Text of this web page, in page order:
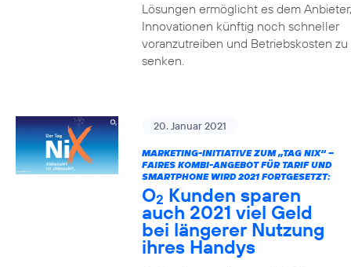
Lösungen ermöglicht es dem Anbieter,
Innovationen künftig noch schneller
voranzutreiben und Betriebskosten zu
senken.
20. Januar 2021
MARKETING-INITIATIVE ZUM „TAG NIX“ –
FAIRES KOMBI-ANGEBOT FÜR TARIF UND
SMARTPHONE WIRD 2021 FORTGESETZT:
O2 Kunden sparen
auch 2021 viel Geld
bei längerer Nutzung
ihres Handys